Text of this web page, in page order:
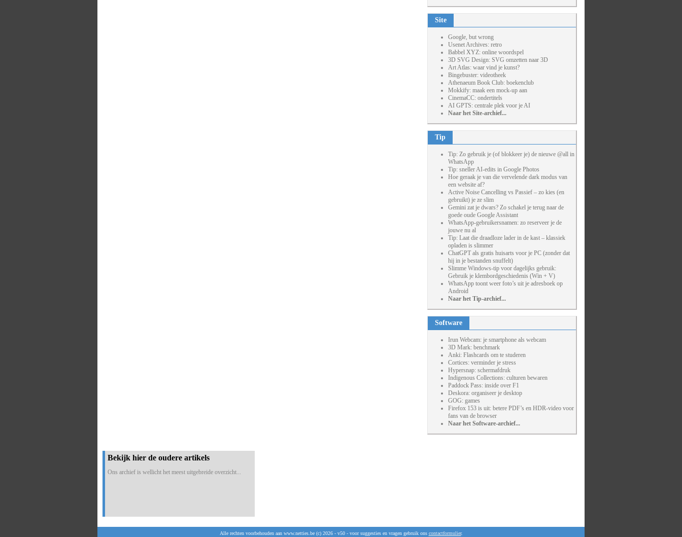
Site
Google, but wrong
Usenet Archives: retro
Babbel XYZ: online woordspel
3D SVG Design: SVG omzetten naar 3D
Art Atlas: waar vind je kunst?
Bingebuster: videotheek
Athenaeum Book Club: boekenclub
Mokkify: maak een mock-up aan
CinemaCC: ondertitels
AI GPTS: centrale plek voor je AI
Naar het Site-archief...
Tip
Tip: Zo gebruik je (of blokkeer je) de nieuwe @all in
WhatsApp
Tip: sneller AI-edits in Google Photos
Hoe geraak je van die vervelende dark modus van
een website af?
Active Noise Cancelling vs Passief – zo kies (en
gebruikt) je ze slim
Gemini zat je dwars? Zo schakel je terug naar de
goede oude Google Assistant
WhatsApp-gebruikersnamen: zo reserveer je de
jouwe nu al
Tip: Laat die draadloze lader in de kast – klassiek
opladen is slimmer
ChatGPT als gratis huisarts voor je PC (zonder dat
hij in je bestanden snuffelt)
Slimme Windows-tip voor dagelijks gebruik:
Gebruik je klembordgeschiedenis (Win + V)
WhatsApp toont weer foto’s uit je adresboek op
Android
Naar het Tip-archief...
Software
Irun Webcam: je smartphone als webcam
3D Mark: benchmark
Anki: Flashcards om te studeren
Cortices: verminder je stress
Hypersnap: schermafdruk
Indigenous Collections: culturen bewaren
Paddock Pass: inside over F1
Deskora: organiseer je desktop
GOG: games
Firefox 153 is uit: betere PDF’s en HDR-video voor
fans van de browser
Naar het Software-archief...
Bekijk hier de oudere artikels
Ons archief is wellicht het meest uitgebreide overzicht...
Alle rechten voorbehouden aan www.netties.be (c) 2026 - v50 - voor suggesties en vragen gebruik ons contactformulier.